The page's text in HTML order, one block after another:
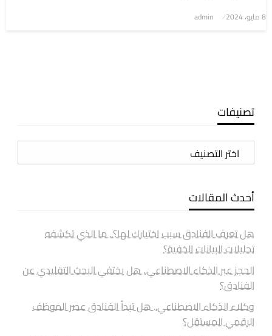
نُشر
8 مايو، 2024 admin
تصنيفات
تصنيفات
أحدث المقالات
هل تعرف الفنادق سبب اختيارك لها؟.. ما الذي تكشفه
تحليلات البيانات الخفية؟
الحجز عبر الذكاء الاصطناعي.. هل يختفي البحث التقليدي عن
الفنادق؟
وكلاء الذكاء الاصطناعي.. هل تبدأ الفنادق عصر الموظف
الرقمي المستقل؟